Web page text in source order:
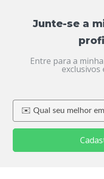
Junte-se a
Entre para a
exclusivos